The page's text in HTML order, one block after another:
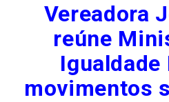
Vereadora
reúne
Igualdade
movimentos